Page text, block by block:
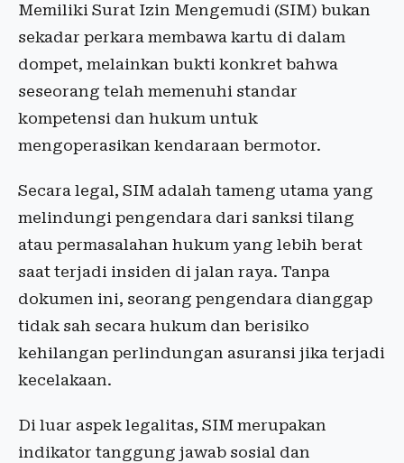
Memiliki Surat Izin Mengemudi (SIM) bukan
sekadar perkara membawa kartu di dalam
dompet, melainkan bukti konkret bahwa
seseorang telah memenuhi standar
kompetensi dan hukum untuk
mengoperasikan kendaraan bermotor.
Secara legal, SIM adalah tameng utama yang
melindungi pengendara dari sanksi tilang
atau permasalahan hukum yang lebih berat
saat terjadi insiden di jalan raya. Tanpa
dokumen ini, seorang pengendara dianggap
tidak sah secara hukum dan berisiko
kehilangan perlindungan asuransi jika terjadi
kecelakaan.
Di luar aspek legalitas, SIM merupakan
indikator tanggung jawab sosial dan